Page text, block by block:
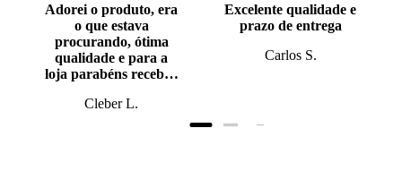
Adorei o produto, era
o que estava
procurando, ótima
qualidade e para a
loja parabéns recebi o
prazo, super bem
Cleber L.
Excelente qualidade e
prazo de entrega
Carlos S.